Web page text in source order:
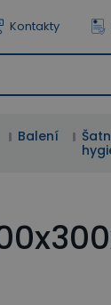
Kontakty
Balení